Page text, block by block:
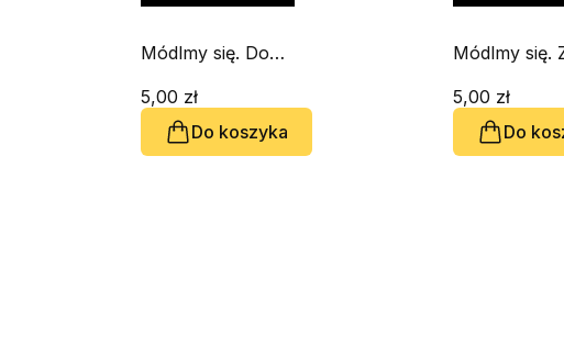
Módlmy się. Do
Śląskiej
5,00 zł
Do koszyka
Módlmy się.
5,00 zł
Do